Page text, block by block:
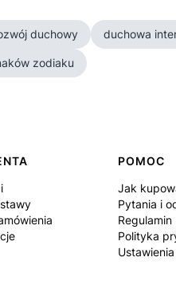
duchowy duchowa
zodiaku
POMOC
Jak
Pytania i
Regulamin
Polityka